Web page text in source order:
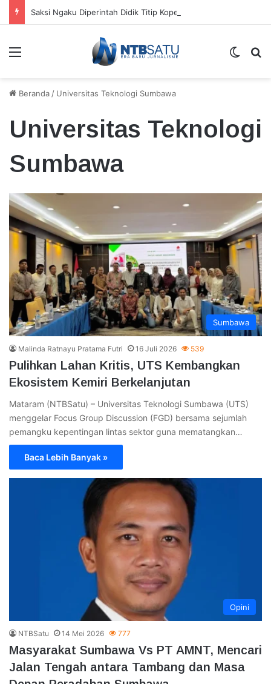
Menu
Beranda / Universitas Teknologi Sumbawa
Universitas Teknologi
Sumbawa
Sumbawa
Malinda Ratnayu Pratama Futri 16 Juli 2026 539
Pulihkan Lahan Kritis, UTS Kembangkan
Ekosistem Kemiri Berkelanjutan
Mataram (NTBSatu) – Universitas Teknologi Sumbawa (UTS)
menggelar Focus Group Discussion (FGD) bersama sejumlah
pemangku kepentingan lintas sektor guna mematangkan…
Baca Lebih Banyak »
Opini
NTBSatu 14 Mei 2026 777
Masyarakat Sumbawa Vs PT AMNT, Mencari
Jalan Tengah antara Tambang dan Masa